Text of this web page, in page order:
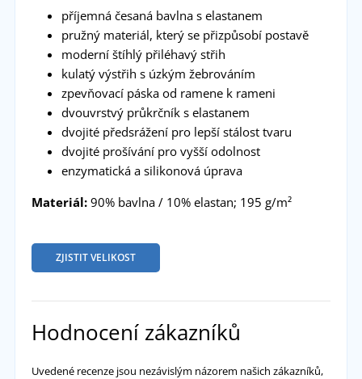
příjemná česaná bavlna s elastanem
pružný materiál, který se přizpůsobí postavě
moderní štíhlý přiléhavý střih
kulatý výstřih s úzkým žebrováním
zpevňovací páska od ramene k rameni
dvouvrstvý průkrčník s elastanem
dvojité předsrážení pro lepší stálost tvaru
dvojité prošívání pro vyšší odolnost
enzymatická a silikonová úprava
Materiál:90% bavlna / 10% elastan; 195 g/m²
ZJISTIT VELIKOST
Hodnocení zákazníků
Uvedené recenze jsou nezávislým názorem našich zákazníků,